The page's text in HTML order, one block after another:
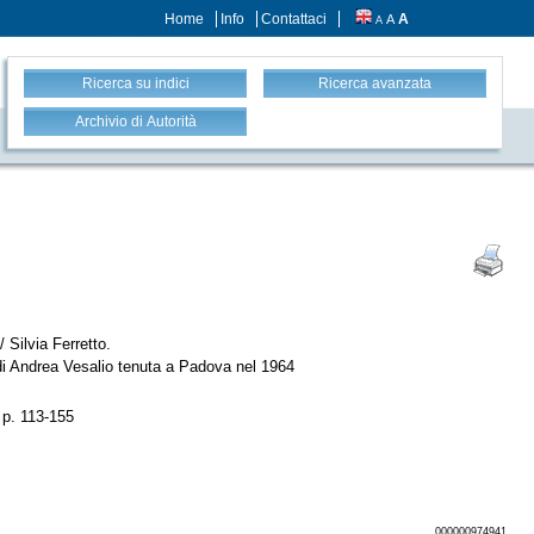
Home Info Contattaci A A A
Ricerca su indici Ricerca avanzata
Archivio di Autorità